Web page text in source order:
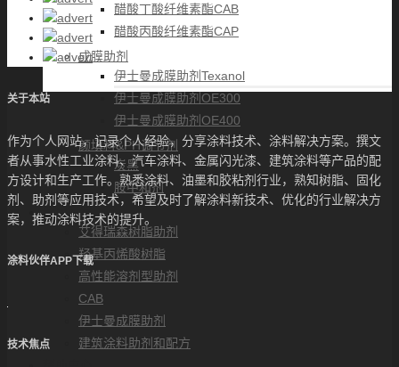
醋酸丁酸纤维素酯CAB
醋酸丙酸纤维素酯CAP
成膜助剂
伊士曼成膜助剂Texanol
伊士曼成膜助剂OE300
伊士曼成膜助剂OE400
颜填料&PH调节剂
炭黑
胺中和剂
解决方案
艾得瑞森树脂助剂
羟基丙烯酸树脂
高性能溶剂型助剂
CAB
伊士曼成膜助剂
建筑涂料助剂和配方
关于本站
作为个人网站，记录个人经验，分享涂料技术、涂料解决方案。撰文
者从事水性工业涂料、汽车涂料、金属闪光漆、建筑涂料等产品的配
方设计和生产工作。熟悉涂料、油墨和胶粘剂行业，熟知树脂、固化
剂、助剂等应用技术，希望及时了解涂料新技术、优化的行业解决方
案，推动涂料技术的提升。
涂料伙伴APP下载
技术焦点